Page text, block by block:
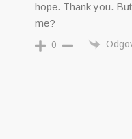
hope. Thank you.
me?
0